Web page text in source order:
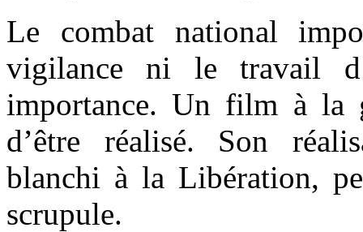
Le combat national
vigilance ni le travail
importance. Un film à la
d’être réalisé. Son
blanchi à la Libération,
scrupule.